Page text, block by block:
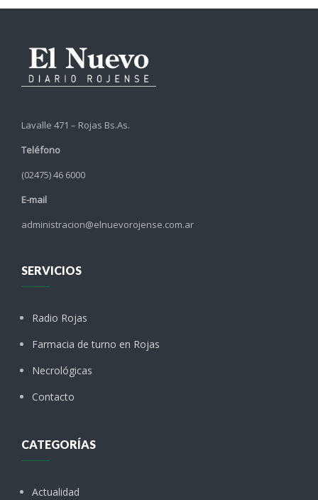
Lavalle 471 – Rojas Bs.As.
Teléfono
(02475) 46 6000
E-mail
administracion@elnuevorojense.com.ar
SERVICIOS
Radio Rojas
Farmacia de turno en Rojas
Necrológicas
Contacto
CATEGORÍAS
Actualidad